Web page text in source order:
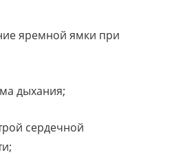
яремной ямки при
дыхания;
сердечной